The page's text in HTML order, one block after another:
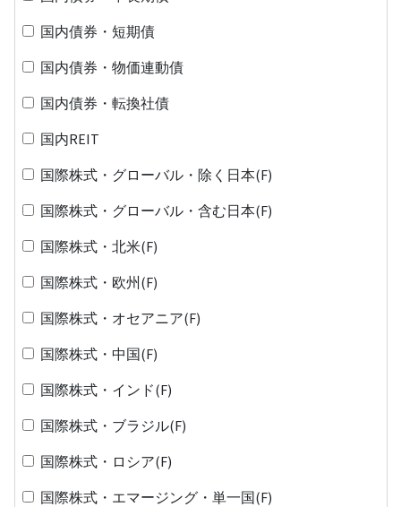
国内債券・短期債
国内債券・物価連動債
国内債券・転換社債
国内REIT
国際株式・グローバル・除く日本(F)
国際株式・グローバル・含む日本(F)
国際株式・北米(F)
国際株式・欧州(F)
国際株式・オセアニア(F)
国際株式・中国(F)
国際株式・インド(F)
国際株式・ブラジル(F)
国際株式・ロシア(F)
国際株式・エマージング・単一国(F)